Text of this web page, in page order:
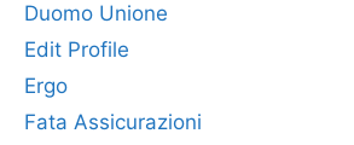
Duomo Unione
Edit Profile
Ergo
Fata Assicurazioni